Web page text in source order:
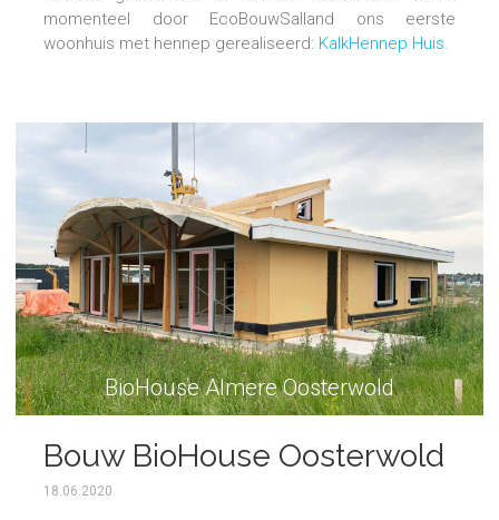
momenteel door EcoBouwSalland ons eerste
woonhuis met hennep gerealiseerd: KalkHennep Huis.
BioHouse Almere Oosterwold
Bouw BioHouse Oosterwold
18.06.2020